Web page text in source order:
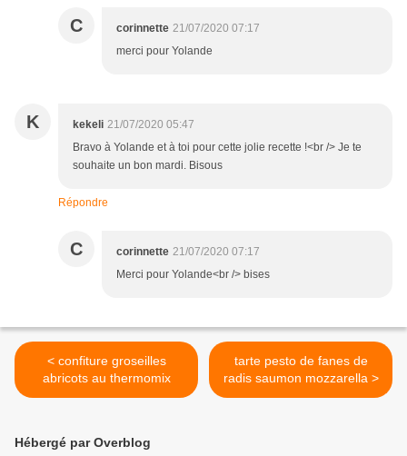
C corinnette 21/07/2020 07:17
merci pour Yolande
K kekeli 21/07/2020 05:47
Bravo à Yolande et à toi pour cette jolie recette !<br /> Je te
souhaite un bon mardi. Bisous
Répondre
C corinnette 21/07/2020 07:17
Merci pour Yolande<br /> bises
< confiture groseilles
abricots au thermomix
tarte pesto de fanes de
radis saumon mozzarella >
Hébergé par Overblog